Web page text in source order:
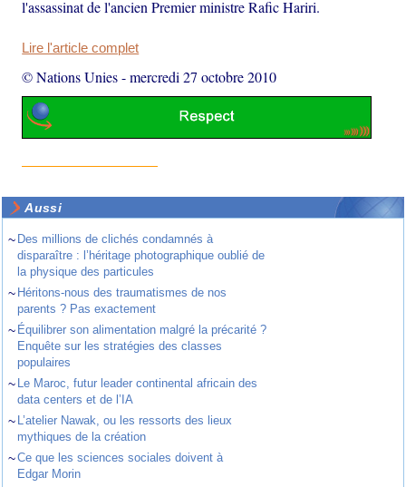
l'assassinat de l'ancien Premier ministre Rafic Hariri.
Lire l'article complet
© Nations Unies-mercredi 27 octobre 2010
Aussi
~ Des millions de clichés condamnés à
disparaître : l’héritage photographique oublié de
la physique des particules
~ Héritons-nous des traumatismes de nos
parents ? Pas exactement
~ Équilibrer son alimentation malgré la précarité ?
Enquête sur les stratégies des classes
populaires
~ Le Maroc, futur leader continental africain des
data centers et de l’IA
~ L’atelier Nawak, ou les ressorts des lieux
mythiques de la création
~Ce que les sciences sociales doivent à
Edgar Morin